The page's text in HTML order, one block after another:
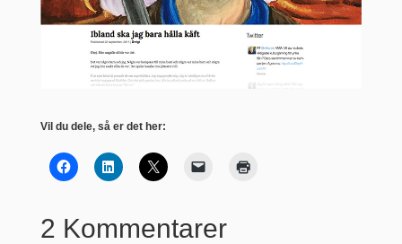
Vil du dele, så er det her:
2 Kommentarer